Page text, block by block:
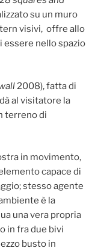
su un muro
visivi, offre allo
essere nello spazio
2008), fatta di
al visitatore la
terreno di
in movimento,
capace di
stesso agente
è la
una vera propria
in fra due bivi
busto in